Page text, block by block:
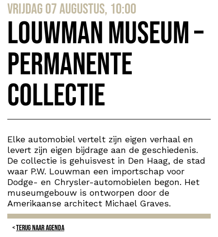
vrijdag 07 augustus, 10:00
Louwman Museum –
Permanente
collectie
Elke automobiel vertelt zijn eigen verhaal en
levert zijn eigen bijdrage aan de geschiedenis.
De collectie is gehuisvest in Den Haag, de stad
waar P.W. Louwman een importschap voor
Dodge- en Chrysler-automobielen begon. Het
museumgebouw is ontworpen door de
Amerikaanse architect Michael Graves.
TERUG NAAR AGENDA